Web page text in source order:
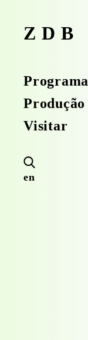
ZDB
Programa
Produção
Visitar
en